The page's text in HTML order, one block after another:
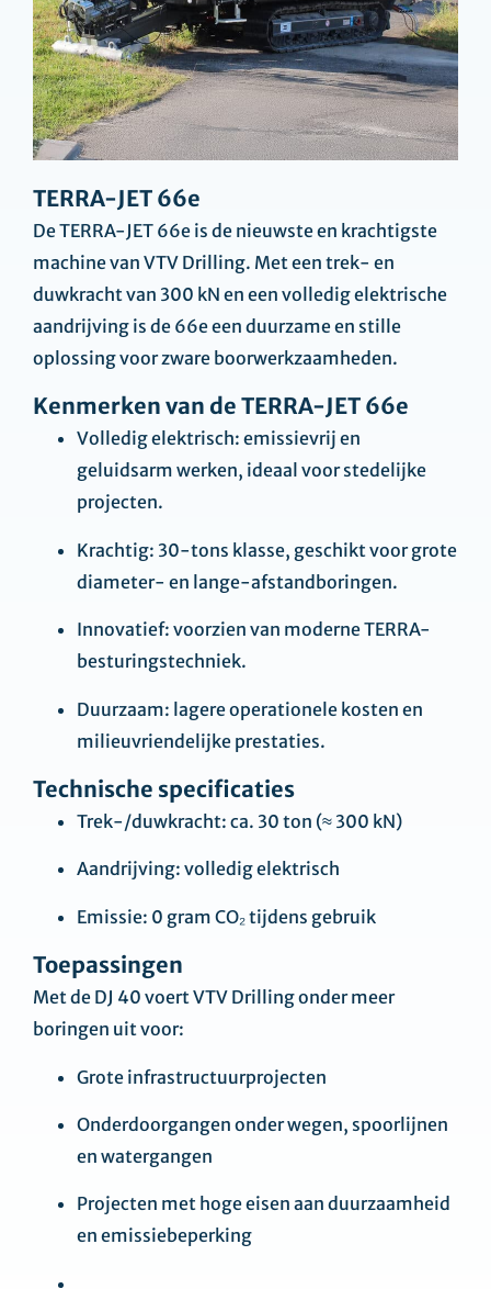
TERRA-JET 66e
De TERRA-JET 66e is de nieuwste en krachtigste
machine van VTV Drilling. Met een trek- en
duwkracht van 300 kN en een volledig elektrische
aandrijving is de 66e een duurzame en stille
oplossing voor zware boorwerkzaamheden.
Kenmerken van de TERRA-JET 66e
Volledig elektrisch: emissievrij en
geluidsarm werken, ideaal voor stedelijke
projecten.
Krachtig: 30-tons klasse, geschikt voor grote
diameter- en lange-afstandboringen.
Innovatief: voorzien van moderne TERRA-
besturingstechniek.
Duurzaam: lagere operationele kosten en
milieuvriendelijke prestaties.
Technische specificaties
Trek-/duwkracht: ca. 30 ton (≈ 300 kN)
Aandrijving: volledig elektrisch
Emissie: 0 gram CO₂ tijdens gebruik
Toepassingen
Met de DJ 40 voert VTV Drilling onder meer
boringen uit voor:
Grote infrastructuurprojecten
Onderdoorgangen onder wegen, spoorlijnen
en watergangen
Projecten met hoge eisen aan duurzaamheid
en emissiebeperking